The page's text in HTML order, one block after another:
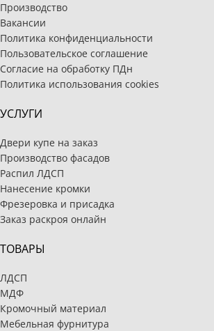
Производство
Вакансии
Политика конфиденциальности
Пользовательское соглашение
Согласие на обработку ПДн
Политика использования cookies
УСЛУГИ
Двери купе на заказ
Производство фасадов
Распил ЛДСП
Нанесение кромки
Фрезеровка и присадка
Заказ раскроя онлайн
ТОВАРЫ
ЛДСП
МДФ
Кромочный материал
Мебельная фурнитура